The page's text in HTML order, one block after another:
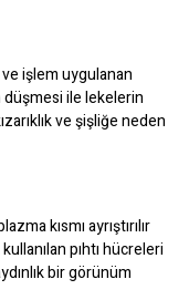
ve işlem uygulanan
düşmesi ile lekelerin
ve şişliğe neden
kısmı ayrıştırılır
pıhtı hücreleri
bir görünüm